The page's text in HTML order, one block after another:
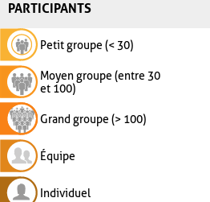
PARTICIPANTS
Petit groupe (< 30)
Moyen groupe (entre 30
et 100)
Grand groupe (> 100)
Équipe
Individuel